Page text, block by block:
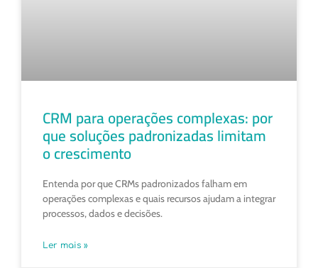
CRM para operações complexas: por
que soluções padronizadas limitam
o crescimento
Entenda por que CRMs padronizados falham em
operações complexas e quais recursos ajudam a integrar
processos, dados e decisões.
Ler mais »